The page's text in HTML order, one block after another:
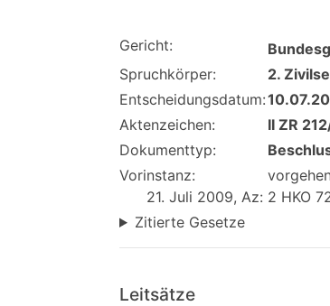
Gericht:
Spruchkörper:
2.
Entscheidungsdatum:
Aktenzeichen:
II ZR
Dokumenttyp:
Vorinstanz:
21. Juli 2009, Az: 2 HKO
Zitierte Gesetze
Leitsätze